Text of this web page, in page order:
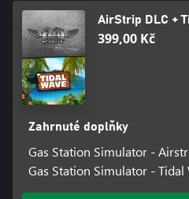
AirStrip DLC +
399,00 Kč
Zahrnuté doplňky
Gas Station Simulator -
Gas Station Simulator - Tidal